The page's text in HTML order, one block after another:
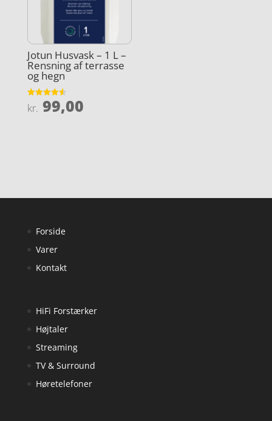
Jotun Husvask – 1 L –
Rensning af terrasse
og hegn
Vurderet
4.6
kr. 99,00
Forside
Varer
Kontakt
HiFi Forstærker
Højtaler
Streaming
TV & Surround
Høretelefoner